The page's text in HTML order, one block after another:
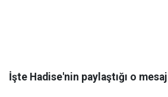
İşte Hadise'nin paylaştığı o mesaj